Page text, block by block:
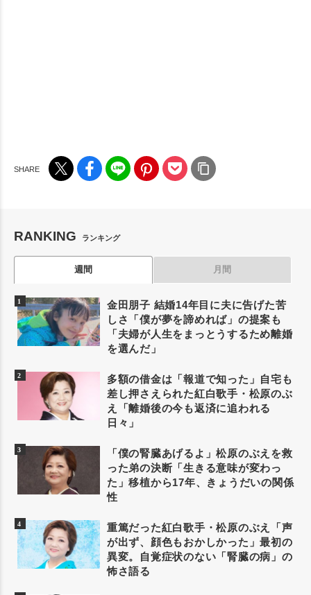
RANKING ランキング
週間 月間
金田朋子 結婚14年目に夫に告げた苦
しさ「僕が夢を諦めれば」の提案も
「夫婦が人生をまっとうするため離婚
を選んだ」
多額の借金は「報道で知った」自宅も
差し押さえられた紅白歌手・松原のぶ
え「離婚後の今も返済に追われる
日々」
「僕の腎臓あげるよ」松原のぶえを救
った弟の決断「生きる意味が変わっ
た」移植から17年、きょうだいの関係
性
重篤だった紅白歌手・松原のぶえ「声
が出ず、顔色もおかしかった」最初の
異変。自覚症状のない「腎臓の病」の
怖さ語る